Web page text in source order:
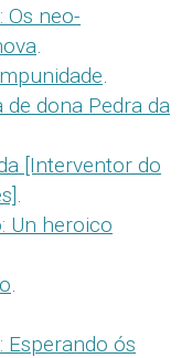
Os neo-
.
.
dona Pedra da
[Interventor do
.
Un heroico
.
Esperando ós